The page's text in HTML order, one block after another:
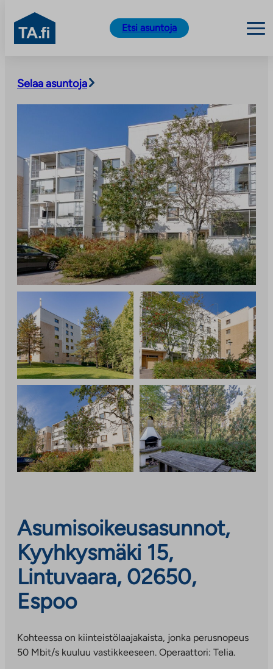
sisältöön
TA.fi
Etsi asuntoja
Selaa asuntoja
Asumisoikeusasunnot,
Kyyhkysmäki 15,
Lintuvaara, 02650,
Espoo
Kohteessa on kiinteistölaajakaista, jonka perusnopeus
50 Mbit/s kuuluu vastikkeeseen. Operaattori: Telia.